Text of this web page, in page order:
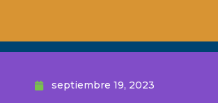
septiembre 19, 2023